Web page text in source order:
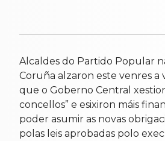
Alcaldes do Partido Popular
Coruña alzaron este venres a
que o Goberno Central
concellos” e esixiron máis
poder asumir as novas
polas leis aprobadas polo